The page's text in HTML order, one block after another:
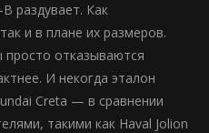
раздувает. Как
и в плане их размеров.
отказываются
И некогда эталон
Creta — в сравнении
такими как Haval Jolion